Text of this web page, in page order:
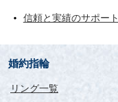
信頼と実績のサポート
婚約指輪
リング一覧